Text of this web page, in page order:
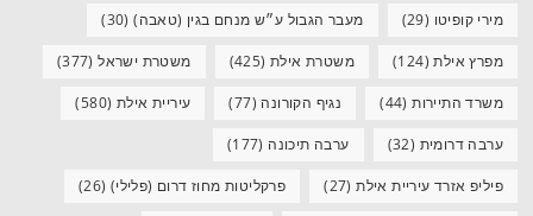
מירי קופיטו (29) מעבר הגבול ע״ש מנחם בגין (טאבה)(30)
מפרץ אילת(124) משטרת אילת (425) משטרת ישראל(377)
משרד התיירות(44) נגיף הקורונה (77) עיריית אילת (580)
ערבה דרומית (32) ערבה תיכונה (177)
פיליפ אזרד עיריית אילת(27) פרקליטות מחוז דרום (פלילי) (26)